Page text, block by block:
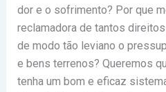
dor e o sofrimento? Por que
reclamadora de tantos
de modo tão leviano o
e bens terrenos? Queremos
tenha um bom e eficaz